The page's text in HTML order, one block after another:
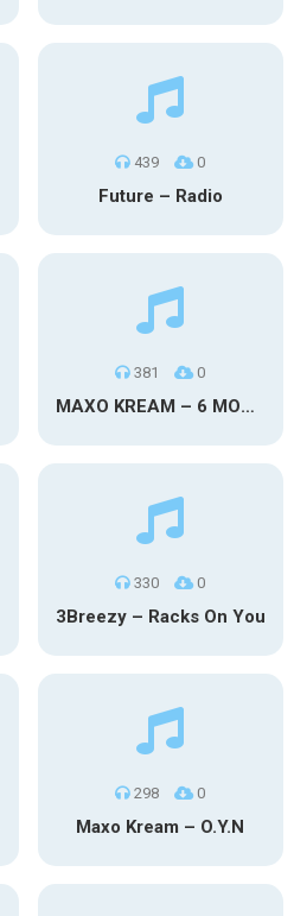
439 0
Future – Radio
381 0
MAXO KREAM – 6 MONTHS CLEAN
330 0
3Breezy – Racks On You
298 0
Maxo Kream – O.Y.N